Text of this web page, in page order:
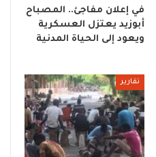
في إعلان مفاجئ.. المصباح
أبوزيد يعتزل العسكرية
ويعود إلى الحياة المدنية
تقارير